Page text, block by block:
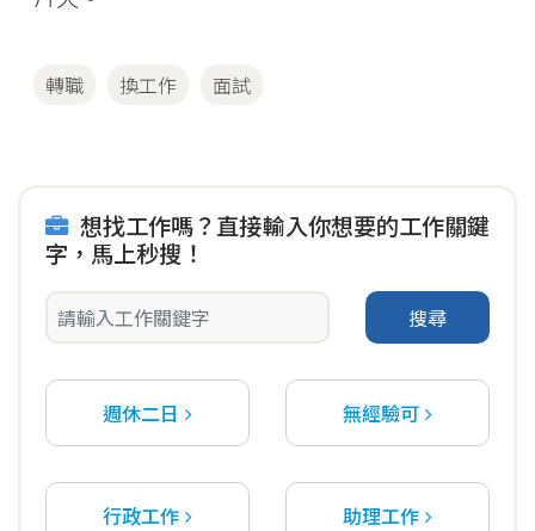
轉職 換工作 面試
想找工作嗎？直接輸入你想要的工作關鍵
字，馬上秒搜！
搜尋
週休二日 無經驗可
行政工作 助理工作